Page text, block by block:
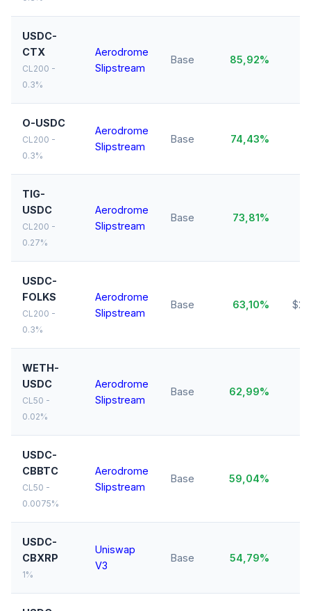
USDC-
CTX
CL200 -
0.3%
Aerodrome
Slipstream
Base 85,92%
O-USDC
CL200 -
0.3%
Aerodrome
Slipstream
Base 74,43%
TIG-
USDC
CL200 -
0.27%
Aerodrome
Slipstream
Base 73,81%
USDC-
FOLKS
CL200 -
0.3%
Aerodrome
Slipstream
Base 63,10%
WETH-
USDC
CL50 -
0.02%
Aerodrome
Slipstream
Base 62,99%
USDC-
CBBTC
CL50 -
0.0075%
Aerodrome
Slipstream
Base 59,04%
USDC-
CBXRP
1%
Uniswap
V3
Base 54,79%